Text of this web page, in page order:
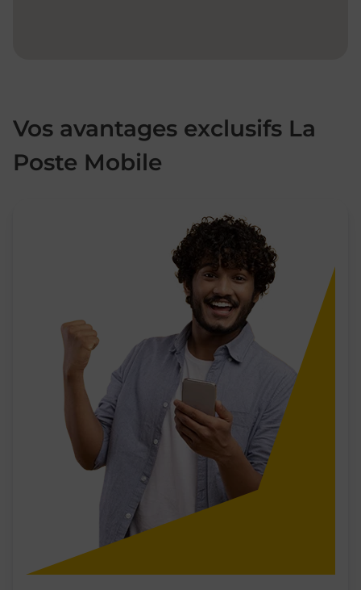
Vos avantages exclusifs La
Poste Mobile